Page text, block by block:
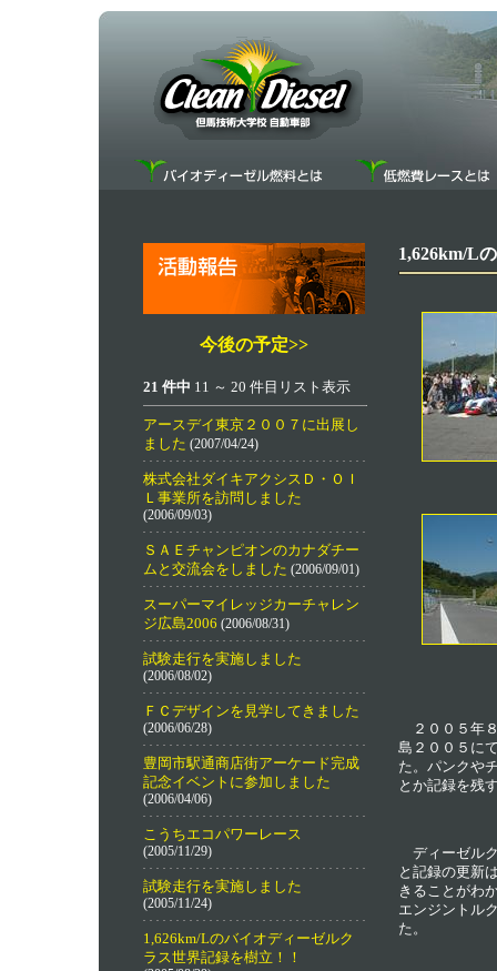
今後の予定>>
21 件中 11 ～ 20 件目リスト表示
アースデイ東京２００７に出展し
ました (2007/04/24)
株式会社ダイキアクシスＤ・ＯＩ
Ｌ事業所を訪問しました
(2006/09/03)
ＳＡＥチャンピオンのカナダチー
ムと交流会をしました (2006/09/01)
スーパーマイレッジカーチャレン
ジ広島2006 (2006/08/31)
試験走行を実施しました
(2006/08/02)
ＦＣデザインを見学してきました
(2006/06/28)
豊岡市駅通商店街アーケード完成
記念イベントに参加しました
(2006/04/06)
こうちエコパワーレース
(2005/11/29)
試験走行を実施しました
(2005/11/24)
1,626km/Lのバイオディーゼルク
ラス世界記録を樹立！！
1,626km/L
２００５年
島２００５に
た。パンクや
とか記録を残
ディーゼル
と記録の更新
きることがわ
エンジントル
た。